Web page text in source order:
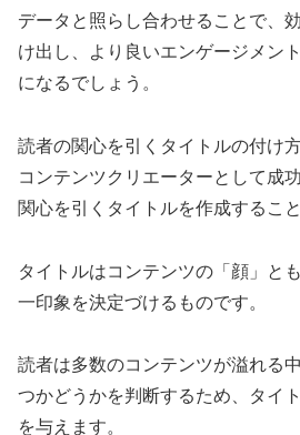
データと照らし合わせることで、
け出し、より良いエンゲージメン
になるでしょう。
読者の関心を引くタイトルの付け
コンテンツクリエーターとして成
関心を引くタイトルを作成するこ
タイトルはコンテンツの「顔」と
一印象を決定づけるものです。
読者は多数のコンテンツが溢れる
つかどうかを判断するため、タイ
を与えます。